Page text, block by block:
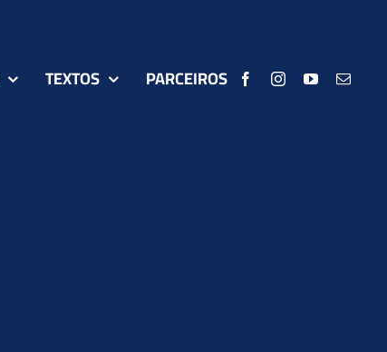
TEXTOS PARCEIROS